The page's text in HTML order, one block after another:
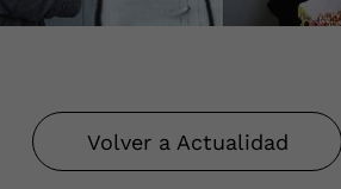
Volver a Actualidad